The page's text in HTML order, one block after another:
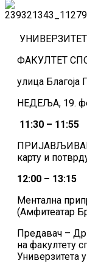
ФАКУЛТЕТ
улица Благоја
НЕДЕЉА, 19.
11:30 – 11:55
карту и
12:00 – 13:15
Ментална
(Амфитеатар
Предавач –
на факултету
Универзитета